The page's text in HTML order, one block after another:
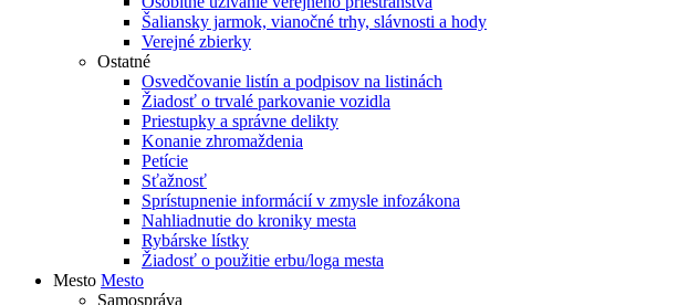
Šaliansky jarmok, vianočné trhy, slávnosti a hody
Verejné zbierky
Ostatné
Osvedčovanie listín a podpisov na listinách
Žiadosť o trvalé parkovanie vozidla
Priestupky a správne delikty
Konanie zhromaždenia
Petície
Sťažnosť
Sprístupnenie informácií v zmysle infozákona
Nahliadnutie do kroniky mesta
Rybárske lístky
Žiadosť o použitie erbu/loga mesta
Mesto Mesto
Samospráva